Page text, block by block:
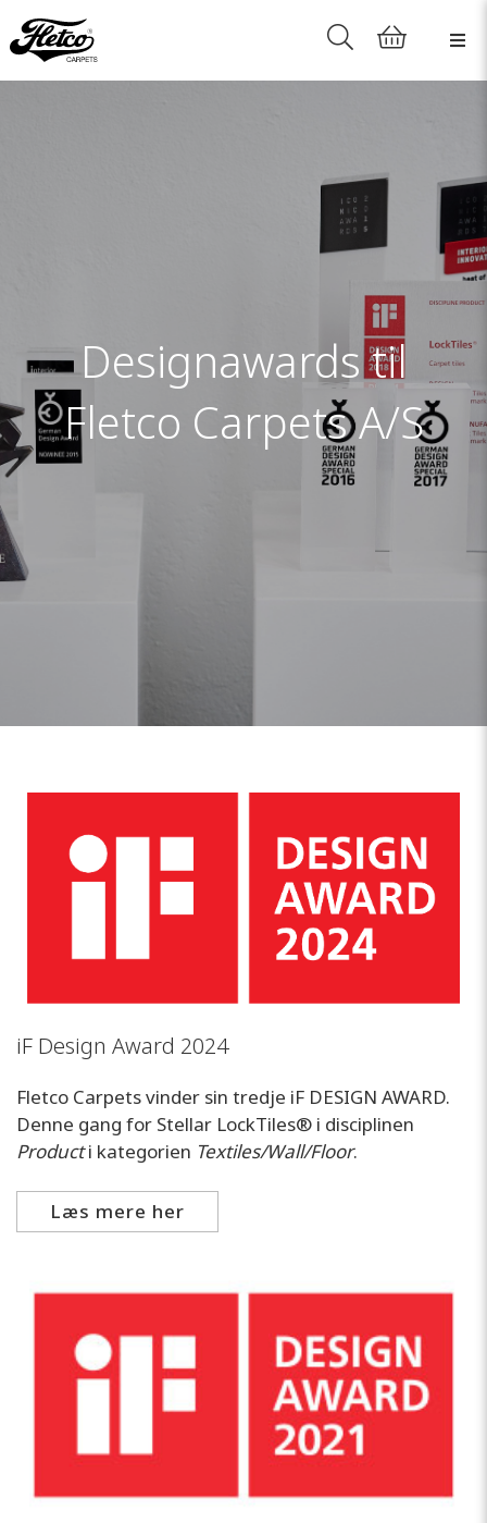
Designawards til
Fletco Carpets A/S
iF Design Award 2024
Fletco Carpets vinder sin tredje iF DESIGN AWARD.
Denne gang for Stellar LockTiles® i disciplinen
Producti kategorien Textiles/Wall/Floor.
Læs mere her